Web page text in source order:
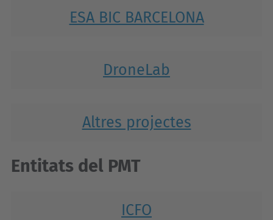
ESA BIC BARCELONA
DroneLab
Altres projectes
Entitats del PMT
ICFO